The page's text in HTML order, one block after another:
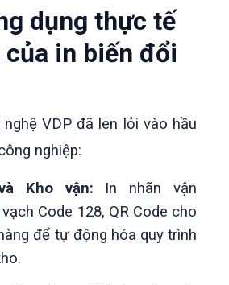
dụng thực tế
của in biến đổi
nghệ VDP đã len lỏi vào hầu
nghiệp:
Kho vận: In nhãn vận
Code 128, QR Code cho
để tự động hóa quy trình